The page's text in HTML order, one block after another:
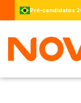
Pré-candidatos